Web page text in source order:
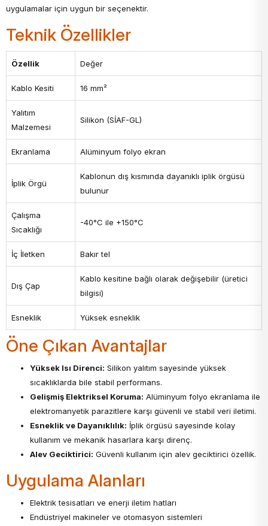
uygulamalar için uygun bir seçenektir.
Teknik Özellikler
Özellik Değer
Kablo Kesiti 16 mm²
Yalıtım
Malzemesi
Silikon (SİAF-GL)
Ekranlama Alüminyum folyo ekran
İplik Örgü
Kablonun dış kısmında dayanıklı iplik örgüsü
bulunur
Çalışma
Sıcaklığı
-40°C ile +150°C
İç İletken Bakır tel
Dış Çap
Kablo kesitine bağlı olarak değişebilir (üretici
bilgisi)
Esneklik Yüksek esneklik
Öne Çıkan Avantajlar
Yüksek Isı Direnci: Silikon yalıtım sayesinde yüksek
sıcaklıklarda bile stabil performans.
Gelişmiş Elektriksel Koruma: Alüminyum folyo ekranlama ile
elektromanyetik parazitlere karşı güvenli ve stabil veri iletimi.
Esneklik ve Dayanıklılık: İplik örgüsü sayesinde kolay
kullanım ve mekanik hasarlara karşı direnç.
Alev Geciktirici: Güvenli kullanım için alev geciktirici özellik.
Uygulama Alanları
Elektrik tesisatları ve enerji iletim hatları
Endüstriyel makineler ve otomasyon sistemleri